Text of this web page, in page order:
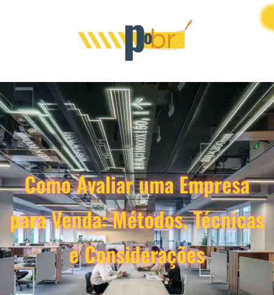
Como Avaliar uma Empresa
para Venda: Métodos, Técnicas
e Considerações